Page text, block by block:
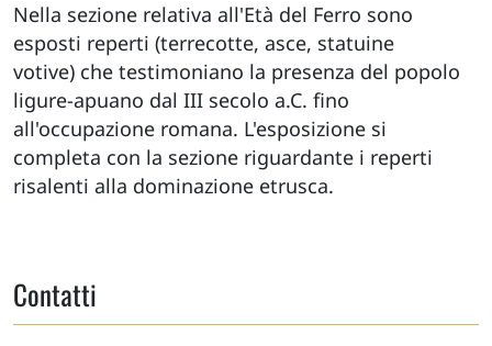
Nella sezione relativa all'Età del Ferro sono
esposti reperti (terrecotte, asce, statuine
votive) che testimoniano la presenza del popolo
ligure-apuano dal III secolo a.C. fino
all'occupazione romana. L'esposizione si
completa con la sezione riguardante i reperti
risalenti alla dominazione etrusca.
Contatti